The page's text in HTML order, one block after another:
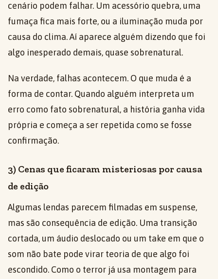
cenário podem falhar. Um acessório quebra, uma
fumaça fica mais forte, ou a iluminação muda por
causa do clima. Aí aparece alguém dizendo que foi
algo inesperado demais, quase sobrenatural.
Na verdade, falhas acontecem. O que muda é a
forma de contar. Quando alguém interpreta um
erro como fato sobrenatural, a história ganha vida
própria e começa a ser repetida como se fosse
confirmação.
3) Cenas que ficaram misteriosas por causa
de edição
Algumas lendas parecem filmadas em suspense,
mas são consequência de edição. Uma transição
cortada, um áudio deslocado ou um take em que o
som não bate pode virar teoria de que algo foi
escondido. Como o terror já usa montagem para